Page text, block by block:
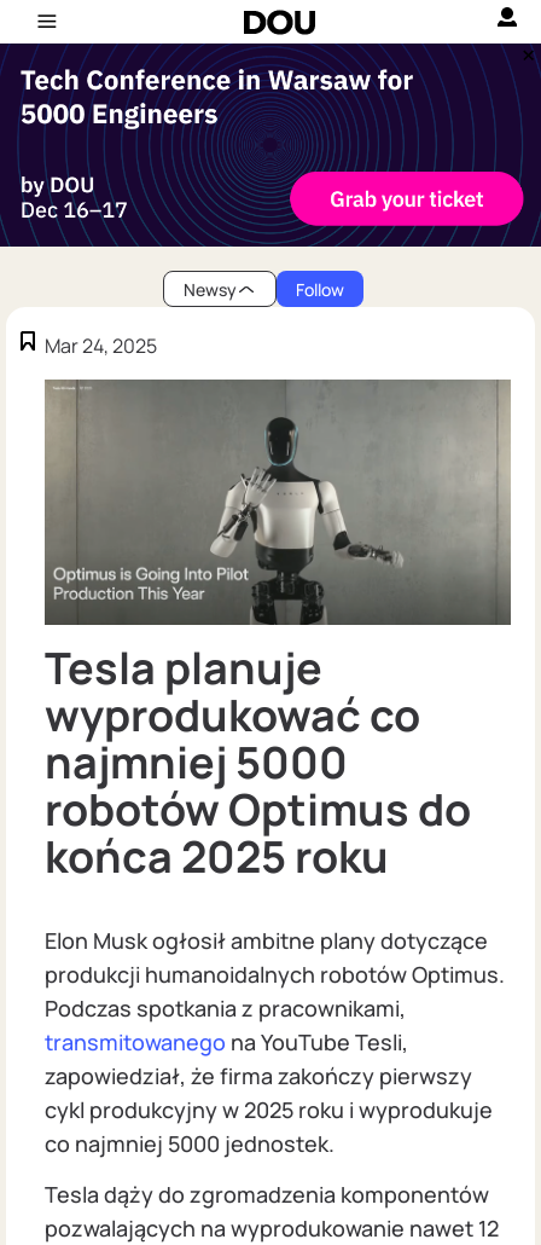
Newsy Follow
Mar 24, 2025
Tesla planuje
wyprodukować co
najmniej 5000
robotów Optimus do
końca 2025 roku
Elon Musk ogłosił ambitne plany dotyczące
produkcji humanoidalnych robotów Optimus.
Podczas spotkania z pracownikami,
transmitowanego na YouTube Tesli,
zapowiedział, że firma zakończy pierwszy
cykl produkcyjny w 2025 roku i wyprodukuje
co najmniej 5000 jednostek.
Tesla dąży do zgromadzenia komponentów
pozwalających na wyprodukowanie nawet 12